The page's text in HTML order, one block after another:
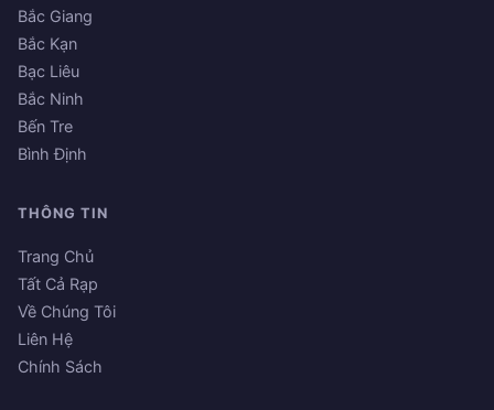
Bắc Giang
Bắc Kạn
Bạc Liêu
Bắc Ninh
Bến Tre
Bình Định
THÔNG TIN
Trang Chủ
Tất Cả Rạp
Về Chúng Tôi
Liên Hệ
Chính Sách